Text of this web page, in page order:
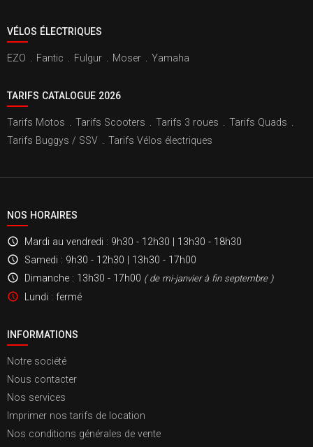
VÉLOS ÉLECTRIQUES
EZO Fantic Fulgur Moser Yamaha
TARIFS CATALOGUE 2026
Tarifs Motos Tarifs Scooters Tarifs 3 roues Tarifs Quads
Tarifs Buggys / SSV
Tarifs Vélos électriques
NOS HORAIRES
Mardi au vendredi : 9h30 - 12h30 | 13h30 - 18h30
Samedi : 9h30 - 12h30 | 13h30 - 17h00
Dimanche : 13h30 - 17h00 ( de mi-janvier à fin septembre )
Lundi : fermé
INFORMATIONS
Notre société
Nous contacter
Nos services
Imprimer nos tarifs de location
Nos conditions générales de vente